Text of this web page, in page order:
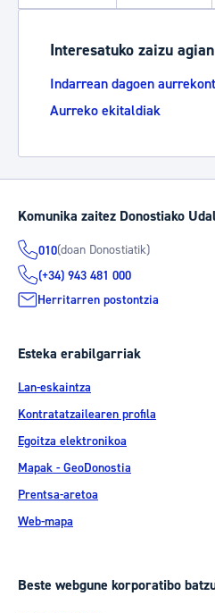
Interesatuko zaizu agian
Indarrean dagoen
Aurreko ekitaldiak
Komunika zaitez Donostiako
010(doan Donostiatik)
(+34) 943 481 000
Herritarren postontzia
Esteka erabilgarriak
Lan-eskaintza
Kontratatzailearen profila
Egoitza elektronikoa
Mapak - GeoDonostia
Prentsa-aretoa
Web-mapa
Beste webgune korporatibo